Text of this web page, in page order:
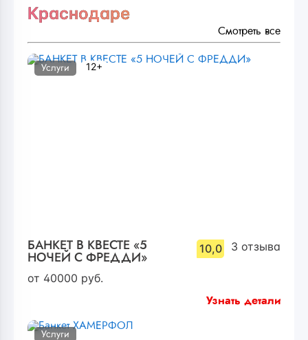
Краснодаре
Смотреть все
БАНКЕТ В КВЕСТЕ «5
НОЧЕЙ С ФРЕДДИ»
10,0 3 отзыва
от 40000 руб.
Услуги 12+
Узнать детали
Услуги